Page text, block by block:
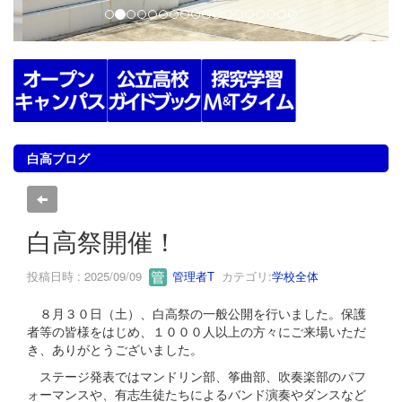
白高ブログ
白高祭開催！
投稿日時 : 2025/09/09 管理者T カテゴリ:学校全体
８月３０日（土）、白高祭の一般公開を行いました。保護
者等の皆様をはじめ、１０００人以上の方々にご来場いただ
き、ありがとうございました。
ステージ発表ではマンドリン部、筝曲部、吹奏楽部のパフ
ォーマンスや、有志生徒たちによるバンド演奏やダンスなど